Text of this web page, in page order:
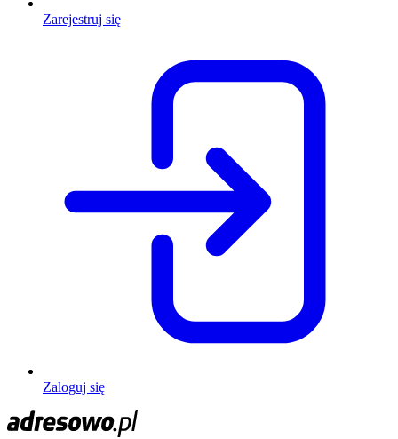
Zarejestruj się
Zaloguj się